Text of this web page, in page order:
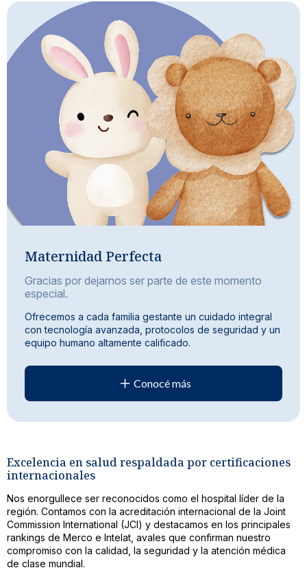
Maternidad Perfecta
Gracias por dejarnos ser parte de este momento
especial.
Ofrecemos a cada familia gestante un cuidado integral
con tecnología avanzada, protocolos de seguridad y un
equipo humano altamente calificado.
Conocé más
Excelencia en salud respaldada por certificaciones
internacionales
Nos enorgullece ser reconocidos como el hospital líder de la
región. Contamos con la acreditación internacional de la Joint
Commission International (JCI) y destacamos en los principales
rankings de Merco e Intelat, avales que confirman nuestro
compromiso con la calidad, la seguridad y la atención médica
de clase mundial.